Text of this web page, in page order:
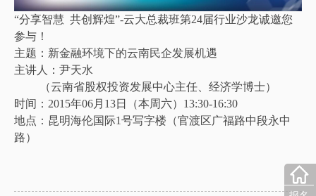
“分享智慧 共创辉煌”-云大总裁班第24届行业沙龙诚邀您
参与！
主题：新金融环境下的云南民企发展机遇
主讲人：尹天水
（云南省股权投资发展中心主任、经济学博士）
时间：2015年06月13日（本周六）13:30-16:30
地点：昆明海伦国际1号写字楼（官渡区广福路中段永中
路）